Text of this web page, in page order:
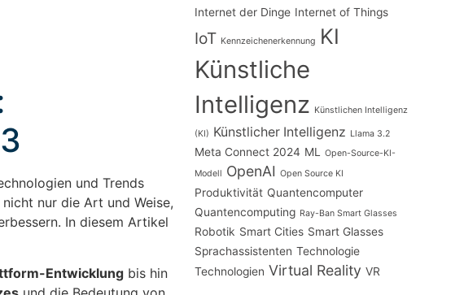
und Trends
nur die Art und Weise,
In diesem Artikel
Entwicklung bis hin
Internet der Dinge Internet of Things
IoT Kennzeichenerkennung KI
Künstliche
Intelligenz Künstlichen Intelligenz
(KI) Künstlicher Intelligenz Llama 3.2
Meta Connect 2024 ML
Open-Source-KI-
Modell OpenAI Open Source KI
Produktivität Quantencomputer
Quantencomputing Ray-Ban Smart Glasses
Robotik Smart Cities Smart Glasses
Sprachassistenten Technologie
Technologien Virtual Reality VR